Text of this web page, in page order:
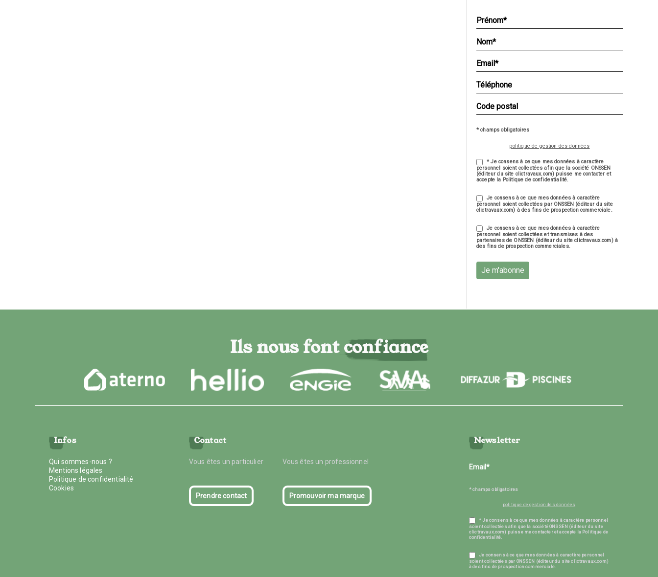
* champs obligatoires
politique de gestion des données
* Je consens à ce que mes données à caractère
personnel soient collectées afin que la société ONSSEN
(éditeur du site clictravaux.com) puisse me contacter et
accepte la Politique de confidentialité.
Je consens à ce que mes données à caractère
personnel soient collectées par ONSSEN (éditeur du site
clictravaux.com) à des fins de prospection commerciale.
Je consens à ce que mes données à caractère
personnel soient collectées et transmises à des
partenaires de ONSSEN (éditeur du site clictravaux.com) à
des fins de prospection commerciales.
Je m'abonne
Ils nous font confiance
Infos
Qui sommes-nous ?
Mentions légales
Politique de confidentialité
Cookies
Contact
Vous êtes un particulier Vous êtes un professionnel
Prendre contact Promouvoir ma marque
Newsletter
* champs obligatoires
politique de gestion des données
* Je consens à ce que mes données à caractère personnel
soient collectées afin que la société ONSSEN (éditeur du site
clictravaux.com) puisse me contacter et accepte la Politique de
confidentialité.
Je consens à ce que mes données à caractère personnel
soient collectées par ONSSEN (éditeur du site clictravaux.com)
à des fins de prospection commerciale.